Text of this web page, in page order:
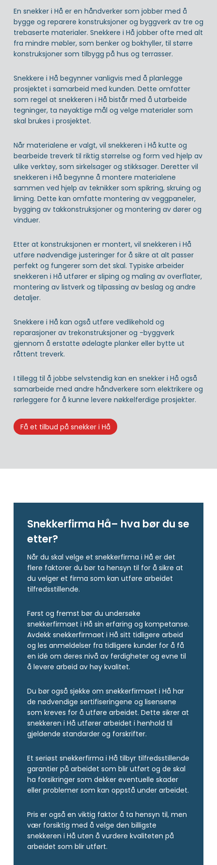
En snekker i Hå er en håndverker som jobber med å
bygge og reparere konstruksjoner og byggverk av tre og
trebaserte materialer. Snekkere i Hå jobber ofte med alt
fra mindre møbler, som benker og bokhyller, til større
konstruksjoner som tilbygg på hus og terrasser.
Snekkere i Hå begynner vanligvis med å planlegge
prosjektet i samarbeid med kunden. Dette omfatter
som regel at snekkeren i Hå bistår med å utarbeide
tegninger, ta nøyaktige mål og velge materialer som
skal brukes i prosjektet.
Når materialene er valgt, vil snekkeren i Hå kutte og
bearbeide treverk til riktig størrelse og form ved hjelp av
ulike verktøy, som sirkelsager og stikksager. Deretter vil
snekkeren i Hå begynne å montere materialene
sammen ved hjelp av teknikker som spikring, skruing og
liming. Dette kan omfatte montering av veggpaneler,
bygging av takkonstruksjoner og montering av dører og
vinduer.
Etter at konstruksjonen er montert, vil snekkeren i Hå
utføre nødvendige justeringer for å sikre at alt passer
perfekt og fungerer som det skal. Typiske arbeider
snekkeren i Hå utfører er sliping og maling av overflater,
montering av listverk og tilpassing av beslag og andre
detaljer.
Snekkere i Hå kan også utføre vedlikehold og
reparasjoner av trekonstruksjoner og -byggverk
gjennom å erstatte ødelagte planker eller bytte ut
råttent treverk.
I tillegg til å jobbe selvstendig kan en snekker i Hå også
samarbeide med andre håndverkere som elektrikere og
rørleggere for å kunne levere nøkkelferdige prosjekter.
Få et tilbud på snekker i Hå
Snekkerfirma Hå– hva bør du se
etter?
Når du skal velge et snekkerfirma i Hå er det
flere faktorer du bør ta hensyn til for å sikre at
du velger et firma som kan utføre arbeidet
tilfredsstillende.
Først og fremst bør du undersøke
snekkerfirmaet i Hå sin erfaring og kompetanse.
Avdekk snekkerfirmaet i Hå sitt tidligere arbeid
og les anmeldelser fra tidligere kunder for å få
en idé om deres nivå av ferdigheter og evne til
å levere arbeid av høy kvalitet.
Du bør også sjekke om snekkerfirmaet i Hå har
de nødvendige sertifiseringene og lisensene
som kreves for å utføre arbeidet. Dette sikrer at
snekkeren i Hå utfører arbeidet i henhold til
gjeldende standarder og forskrifter.
Et seriøst snekkerfirma i Hå tilbyr tilfredsstillende
garantier på arbeidet som blir utført og de skal
ha forsikringer som dekker eventuelle skader
eller problemer som kan oppstå under arbeidet.
Pris er også en viktig faktor å ta hensyn til, men
vær forsiktig med å velge den billigste
snekkeren i Hå uten å vurdere kvaliteten på
arbeidet som blir utført.